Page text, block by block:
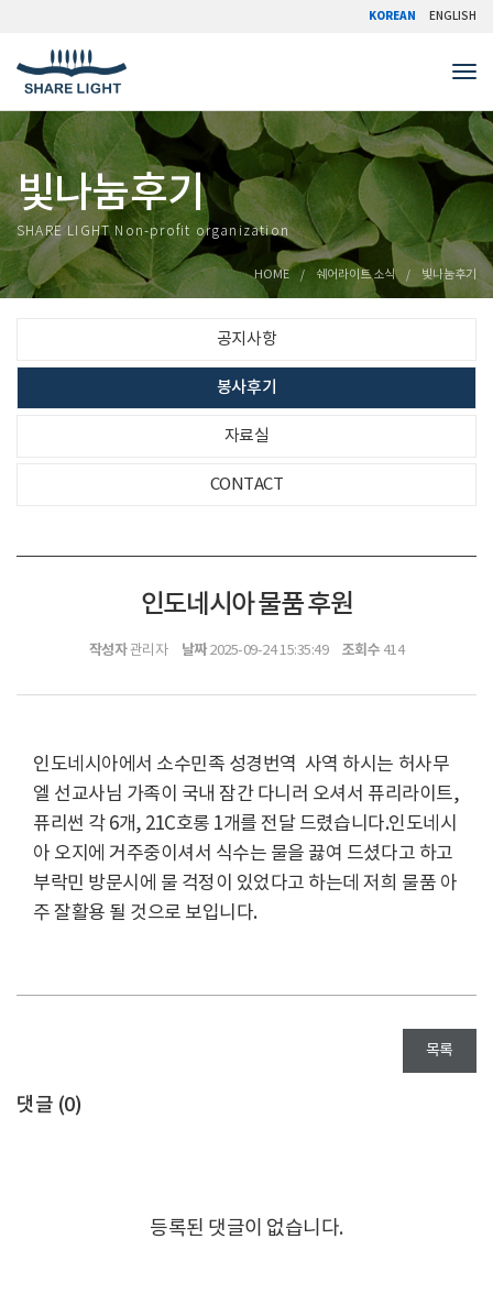
KOREAN ENGLISH
빛나눔후기
SHARE LIGHT Non-profit organization
HOME 쉐어라이트 소식 빛나눔후기
공지사항
봉사후기
자료실
CONTACT
인도네시아 물품 후원
작성자관리자 날짜2025-09-24 15:35:49 조회수 414
인도네시아에서 소수민족 성경번역 사역 하시는 허사무
엘 선교사님 가족이 국내 잠간 다니러 오셔서 퓨리라이트,
퓨리썬 각 6개, 21C호롱 1개를 전달 드렸습니다.인도네시
아 오지에 거주중이셔서 식수는 물을 끓여 드셨다고 하고
부락민 방문시에 물 걱정이 있었다고 하는데 저희 물품 아
주 잘활용 될 것으로 보입니다.
목록
댓글 (0)
등록된 댓글이 없습니다.